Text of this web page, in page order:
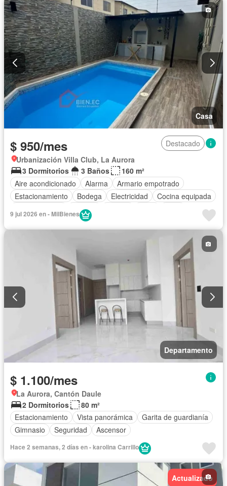
Casa
$ 950/mes
Destacado
Urbanización Villa Club, La Aurora
3 Dormitorios
3 Baños
160 m²
Aire acondicionado
Alarma
Armario empotrado
Estacionamiento
Bodega Electricidad
Cocina equipada
Internet
Área para niños
Parrilla
Gimnasio
9 jul 2026 en - MilBienes
Departamento
$ 1.100/mes
La Aurora, Cantón Daule
2 Dormitorios
80 m²
Estacionamiento
Vista panorámica
Garita de guardianía
Gimnasio
Seguridad Ascensor
Hace 2 semanas, 2 días en - karolina Carrillo
Actualizado